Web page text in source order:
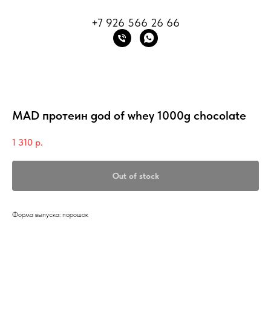
+7 926 566 26 66
MAD протеин god of whey 1000g chocolate
1 310 р.
Out of stock
Форма выпуска: порошок